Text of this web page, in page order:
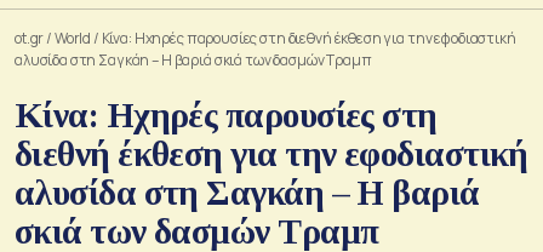
ot.gr/World / Κίνα: Ηχηρές παρουσίες στη διεθνή έκθεση για την εφοδιαστική
αλυσίδα στη Σαγκάη – Η βαριά σκιά των δασμών Τραμπ
Κίνα: Ηχηρές παρουσίες στη
διεθνή έκθεση για την εφοδιαστική
αλυσίδα στη Σαγκάη – Η βαριά
σκιά των δασμών Τραμπ